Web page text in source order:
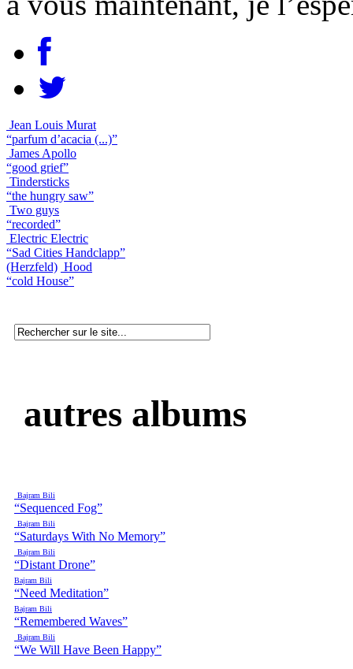
Jean Louis Murat
“parfum d’acacia (...)”
James Apollo
“good grief”
Tindersticks
“the hungry saw”
Two guys
“recorded”
Electric Electric
“Sad Cities Handclapp”
(Herzfeld) Hood
“cold House”
autres albums
Bajram Bili
“Sequenced Fog”
Bajram Bili
“Saturdays With No Memory”
Bajram Bili
“Distant Drone”
Bajram Bili
“Need Meditation”
Bajram Bili
“Remembered Waves”
Bajram Bili
“We Will Have Been Happy”